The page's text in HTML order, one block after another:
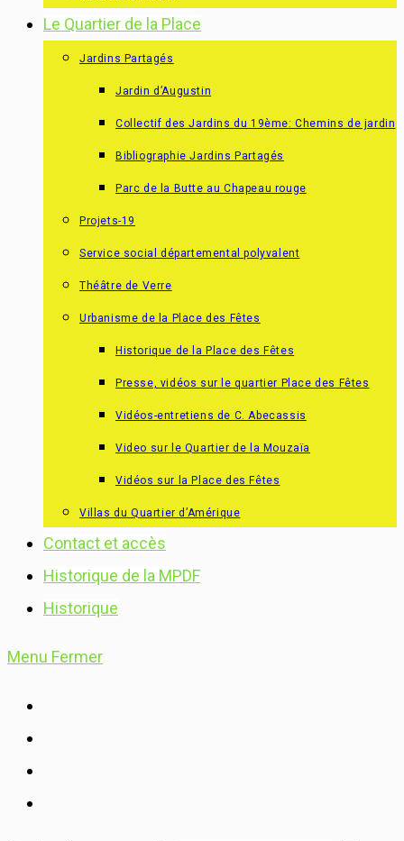
Le Quartier de la Place
Jardins Partagés
Jardin d’Augustin
Collectif des Jardins du 19ème: Chemins de jardin
Bibliographie Jardins Partagés
Parc de la Butte au Chapeau rouge
Projets-19
Service social départemental polyvalent
Théâtre de Verre
Urbanisme de la Place des Fêtes
Historique de la Place des Fêtes
Presse, vidéos sur le quartier Place des Fêtes
Vidéos-entretiens de C. Abecassis
Video sur le Quartier de la Mouzaïa
Vidéos sur la Place des Fêtes
Villas du Quartier d’Amérique
Contact et accès
Historique de la MPDF
Historique
Menu Fermer